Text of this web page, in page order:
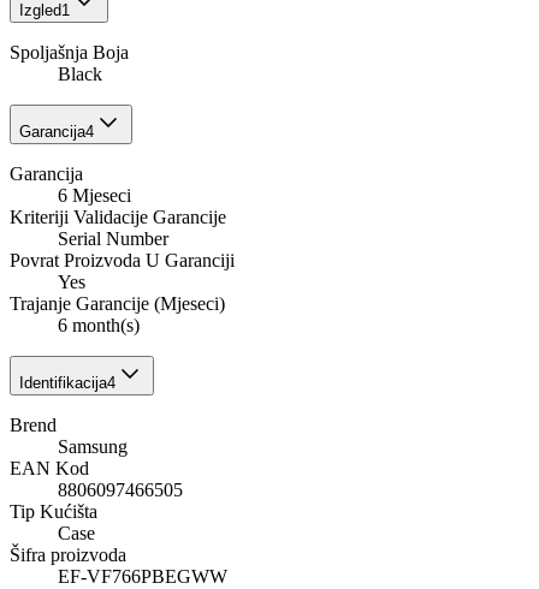
Izgled1
Spoljašnja Boja
Black
Garancija4
Garancija
6 Mjeseci
Kriteriji Validacije Garancije
Serial Number
Povrat Proizvoda U Garanciji
Yes
Trajanje Garancije (Mjeseci)
6 month(s)
Identifikacija4
Brend
Samsung
EAN Kod
8806097466505
Tip Kućišta
Case
Šifra proizvoda
EF-VF766PBEGWW